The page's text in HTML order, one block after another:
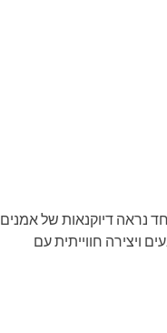
נראה דיוקנאות של אמנים
ויצירה חווייתית עם